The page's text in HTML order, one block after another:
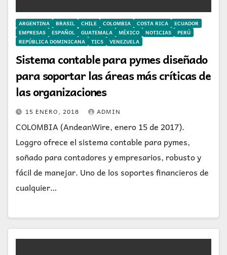
ARGENTINA BRASIL CHILE COLOMBIA COSTA RICA
ECUADOR
EMPRESAS
ESPAÑOL GUATEMALA MÉXICO NOTICIAS
PERÚ
REPÚBLICA DOMINICANA
TICS VENEZUELA
Sistema contable para pymes diseñado
para soportar las áreas más críticas de
las organizaciones
15 ENERO, 2018 ADMIN
COLOMBIA (AndeanWire, enero 15 de 2017).
Loggro ofrece el sistema contable para pymes,
soñado para contadores y empresarios, robusto y
fácil de manejar. Uno de los soportes financieros de
cualquier…